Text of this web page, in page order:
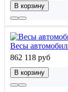
В корзину
Весы
862 118 руб
В корзину